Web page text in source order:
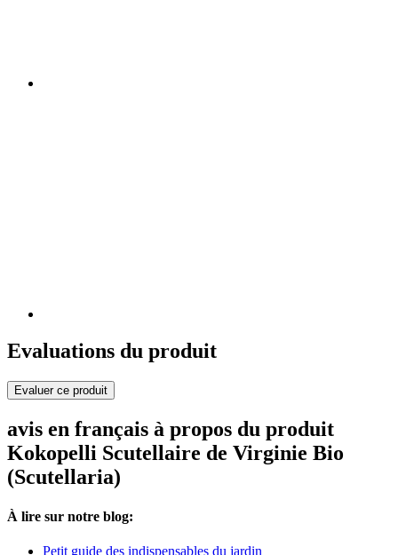
Evaluations du produit
Evaluer ce produit
avis en français à propos du produit
Kokopelli Scutellaire de Virginie Bio
(Scutellaria)
À lire sur notre blog:
Petit guide des indispensables du jardin